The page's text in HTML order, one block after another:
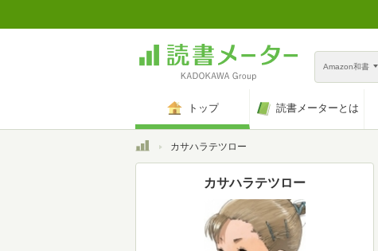
Amazon和書
トップ 読書メーターとは
トップカサハラテツロー
カサハラテツロー